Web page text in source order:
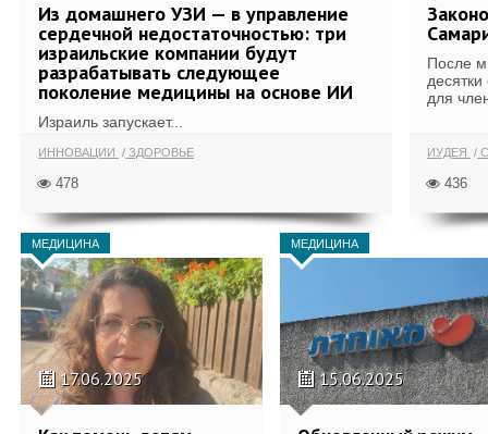
Из домашнего УЗИ — в управление
сердечной недостаточностью: три
израильские компании будут
разрабатывать следующее
поколение медицины на основе ИИ
Израиль запускает...
ИННОВАЦИИ ЗДОРОВЬЕ
478
После
для
ИУДЕЯ
436
МЕДИЦИНА
17.06.2025
МЕДИЦИНА
15.06.2025